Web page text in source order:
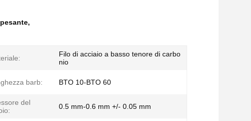
,
Filo di acciaio a basso tenore di carbo
nio
barb: BTO 10-BTO 60
del
0.5 mm-0.6 mm +/- 0.05 mm